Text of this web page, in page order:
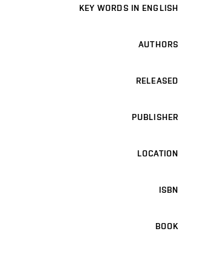
KEY WORDS IN ENGLISH
AUTHORS
RELEASED
PUBLISHER
LOCATION
ISBN
BOOK